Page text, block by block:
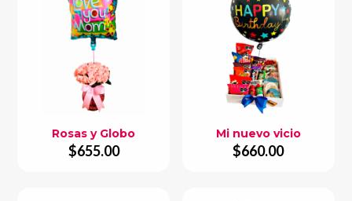
Rosas y Globo
$655.00
Mi nuevo vicio
$660.00